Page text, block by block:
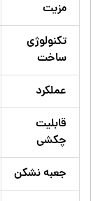
مزیت
تکنولوژی
ساخت
عملکرد
قابلیت
چکشی
جعبه نشکن